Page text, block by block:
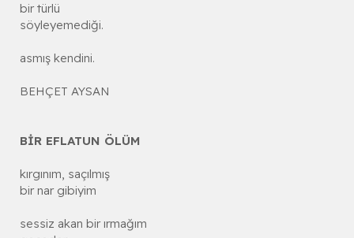
bir türlü
söyleyemediği.
asmış kendini.
BEHÇET AYSAN
BİR EFLATUN ÖLÜM
kırgınım, saçılmış
bir nar gibiyim
sessiz akan bir ırmağım